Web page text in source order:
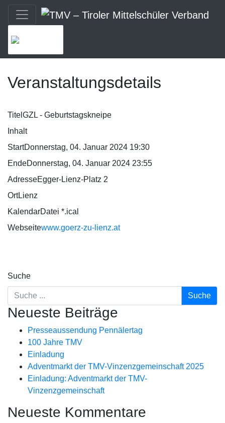
Veranstaltungsdetails
Titel GZL - Geburtstagskneipe
Inhalt
StartDonnerstag, 04. Januar 2024 19:30
EndeDonnerstag, 04. Januar 2024 23:55
AdresseEgger-Lienz-Platz 2
OrtLienz
KalendarDatei *.ical
Webseitewww.goerz-zu-lienz.at
Suche
Neueste Beiträge
Presseaussendung Pennälertag
100 Jahre TMV
Einladung
Adventmarkt der TMV-Vinzenzgemeinschaft 2025
Einladung: Adventmarkt der TMV-
Vinzenzgemeinschaft
Neueste Kommentare